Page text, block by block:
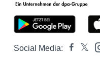
Social Media: